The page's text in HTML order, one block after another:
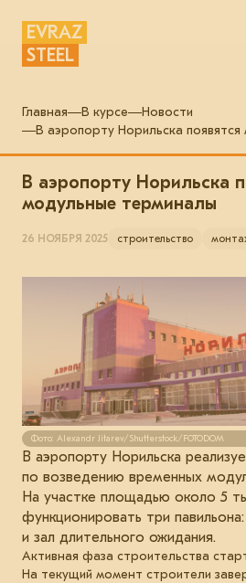
EVRAZ
STEEL
Главная В курсе
Новости
В аэропорту Норильска
В аэропорту Норильска
модульные терминалы
26 НОЯБРЯ 2025 строительство
Фото: Alexandr Jitarev/Shutterstock/FOTODOM
В аэропорту Норильска
по возведению временных
На участке площадью около 5
функционировать три
и зал длительного ожидания.
Активная фаза строительства
На текущий момент строители